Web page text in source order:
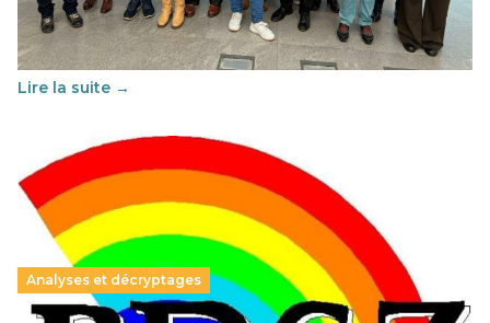
Cette année, l'UNSA Éducation a mené un projet Erasmus
soutenu par l'union Européenne et centré sur l'éducation
au vivre-ensemble : quelles différences entre la France…
Lire la suite →
Analyses et décryptages